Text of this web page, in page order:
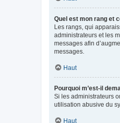
Quel est mon rang et
Les rangs, qui
administrateurs et les
messages afin
messages.
Haut
Pourquoi m’est-il
Si les administrateurs
utilisation abusive du
Haut